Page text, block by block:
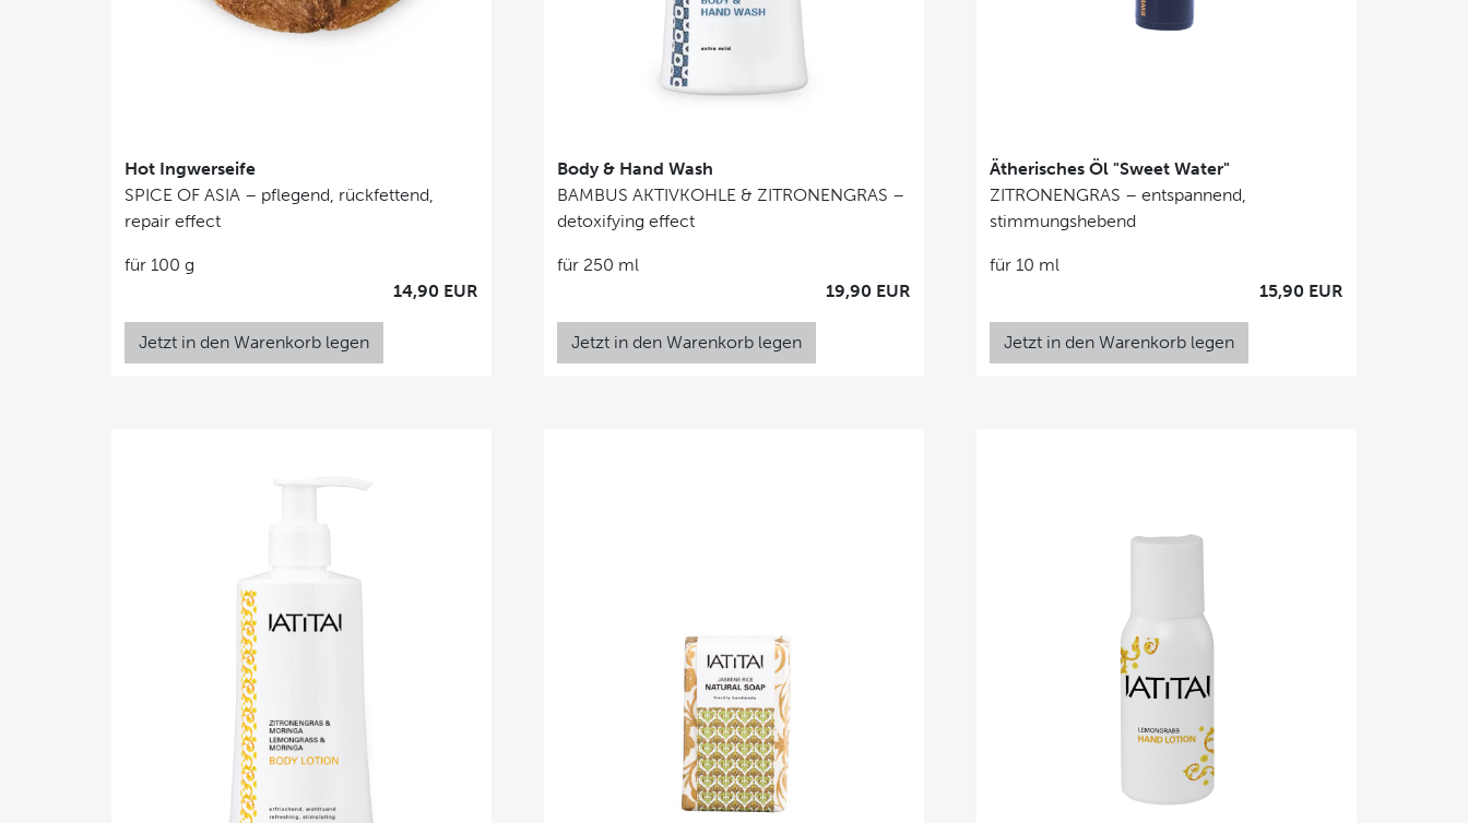
Hot Ingwerseife
SPICE OF ASIA – pflegend, rückfettend,
repair effect
14,90 EUR
für 100 g
Jetzt in den Warenkorb legen
Body & Hand Wash
BAMBUS AKTIVKOHLE & ZITRONENGRAS –
detoxifying effect
19,90 EUR
für 250 ml
Jetzt in den Warenkorb legen
Ätherisches Öl "Sweet Water"
ZITRONENGRAS – entspannend,
stimmungshebend
15,90 EUR
für 10 ml
Jetzt in den Warenkorb legen